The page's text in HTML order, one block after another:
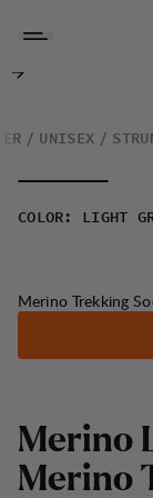
Merino Trekking
UNISEX
COLOR : LIGHT
Merino Trekking
Merino
Merino